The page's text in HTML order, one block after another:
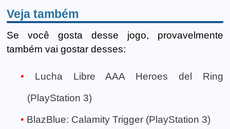
Veja também
Se você gosta desse jogo, provavelmente
também vai gostar desses:
Lucha Libre AAA Heroes del Ring
(PlayStation 3)
BlazBlue: Calamity Trigger (PlayStation 3)